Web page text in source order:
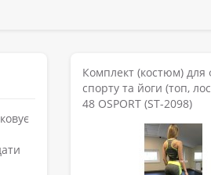
Комплект (костюм) для
спорту та йоги (топ,
48 OSPORT (ST-2098)